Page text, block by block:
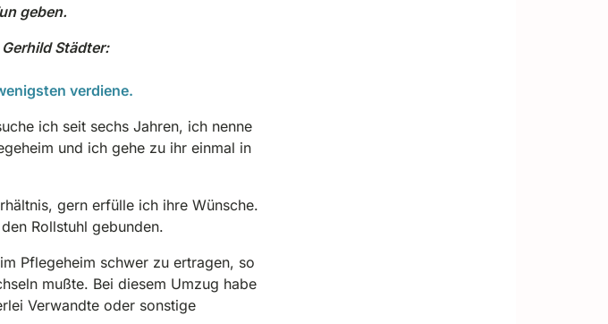
geben.
Städter:
verdiene.
ich seit sechs Jahren, ich nenne
und ich gehe zu ihr einmal in
gern erfülle ich ihre Wünsche.
Rollstuhl gebunden.
Pflegeheim schwer zu ertragen, so
mußte. Bei diesem Umzug habe
Verwandte oder sonstige